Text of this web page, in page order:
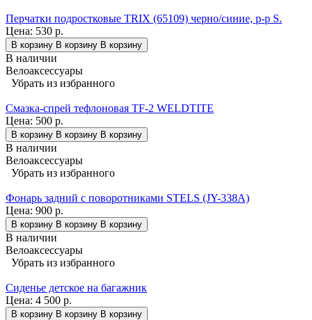
Перчатки подростковые TRIX (65109) черно/синие, р-р S.
Цена: 530 р.
В корзину В корзину В корзину
В наличии
Велоаксессуары
Убрать из избранного
Смазка-спрей тефлоновая TF-2 WELDTITE
Цена: 500 р.
В корзину В корзину В корзину
В наличии
Велоаксессуары
Убрать из избранного
Фонарь задний с поворотниками STELS (JY-338А)
Цена: 900 р.
В корзину В корзину В корзину
В наличии
Велоаксессуары
Убрать из избранного
Сиденье детское на багажник
Цена: 4 500 р.
В корзину В корзину В корзину